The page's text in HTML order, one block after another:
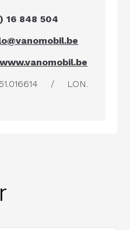
16 848 504
/ LON.